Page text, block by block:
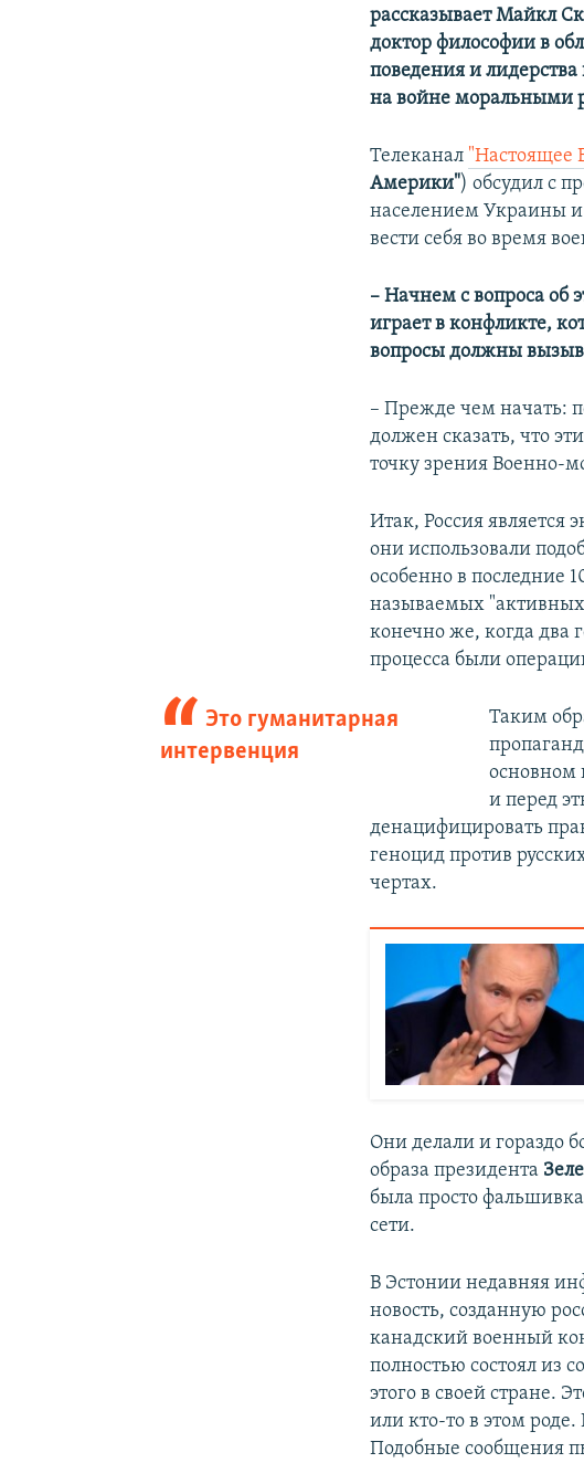
рассказывает Майкл
доктор философии в
поведения и
на войне моральными
Телеканал "Настоящее
Америки") обсудил с
населением Украины
вести себя во время
– Начнем с вопроса об
играет в конфликте,
вопросы должны
– Прежде чем начать:
должен сказать, что
точку зрения Военно-
Итак, Россия является
они использовали
особенно в последние
называемых
конечно же, когда два
процесса были
Это гуманитарная
интервенция
Таким
основном
и перед
денацифицировать
геноцид против
чертах.
Они делали и гораздо
образа президента
была просто
сети.
В Эстонии недавняя
новость, созданную
канадский военный
полностью состоял из
этого в своей стране.
или кто-то в этом
Подобные сообщения